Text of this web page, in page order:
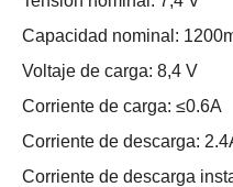
Capacidad nominal:
Voltaje de carga: 8,4 V
Corriente de carga: ≤0.6A
Corriente de descarga:
Corriente de descarga